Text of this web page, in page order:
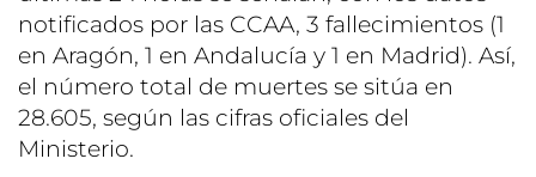
notificados por las CCAA, 3 fallecimientos (1
en Aragón, 1 en Andalucía y 1 en Madrid). Así,
el número total de muertes se sitúa en
28.605, según las cifras oficiales del
Ministerio.